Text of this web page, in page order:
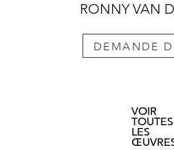
RONNY VAN
DEMANDE
VOIR
TOUTES
LES